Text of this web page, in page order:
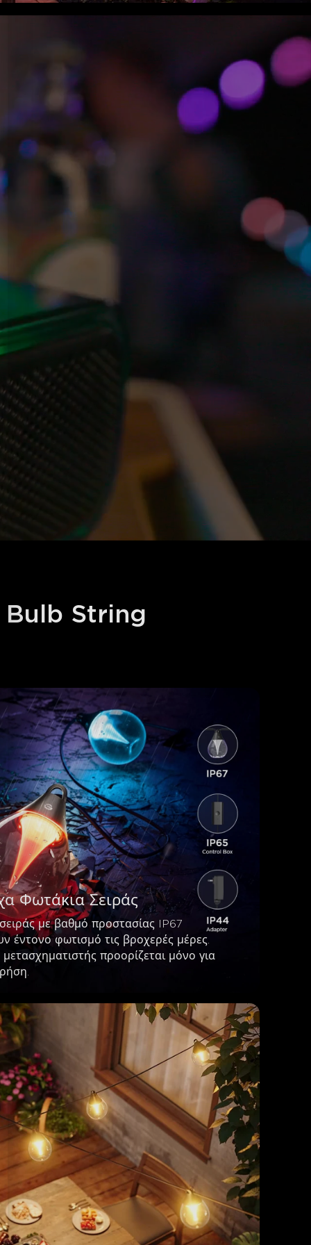
Bulb String
Φωτάκια Σειράς
με βαθμό προστασίας IP67
έντονο φωτισμό τις βροχερές μέρες.
προορίζεται μόνο για